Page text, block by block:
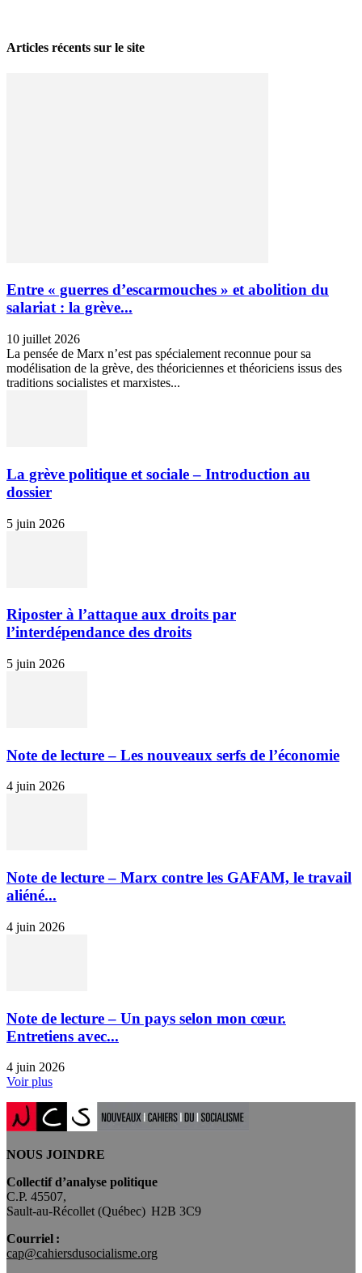
Articles récents sur le site
Entre « guerres d’escarmouches » et abolition du
salariat : la grève...
10 juillet 2026
La pensée de Marx n’est pas spécialement reconnue pour sa
modélisation de la grève, des théoriciennes et théoriciens issus des
traditions socialistes et marxistes...
La grève politique et sociale – Introduction au
dossier
5 juin 2026
Riposter à l’attaque aux droits par
l’interdépendance des droits
5 juin 2026
Note de lecture – Les nouveaux serfs de l’économie
4 juin 2026
Note de lecture – Marx contre les GAFAM, le travail
aliéné...
4 juin 2026
Note de lecture – Un pays selon mon cœur.
Entretiens avec...
4 juin 2026
Voir plus
NOUS JOINDRE
Collectif d’analyse politique
C.P. 45507,
Sault-au-Récollet (Québec) H2B 3C9
Courriel :
cap@cahiersdusocialisme.org